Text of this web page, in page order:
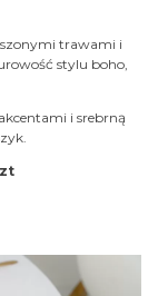
trawami i
stylu boho,
i srebrną